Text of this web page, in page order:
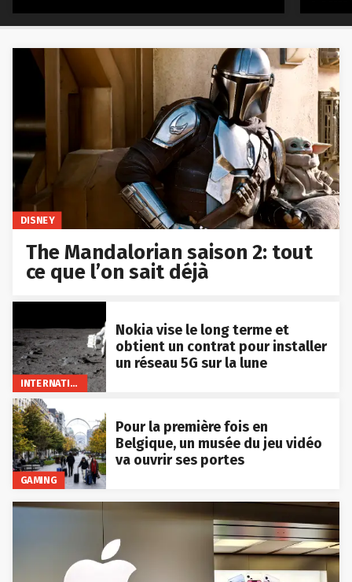
DISNEY
The Mandalorian saison 2: tout
ce que l’on sait déjà
INTERNATIONAL
Nokia vise le long terme et
obtient un contrat pour installer
un réseau 5G sur la lune
GAMING
Pour la première fois en
Belgique, un musée du jeu vidéo
va ouvrir ses portes